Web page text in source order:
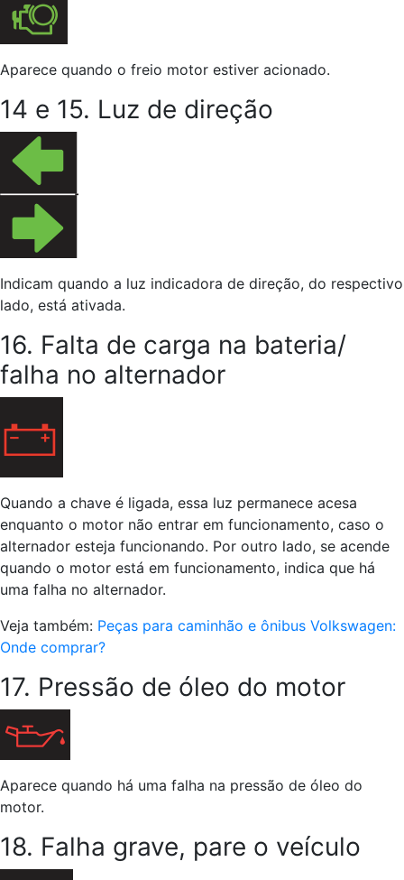
Aparece quando o freio motor estiver acionado.
14 e 15. Luz de direção
Indicam quando a luz indicadora de direção, do respectivo
lado, está ativada.
16. Falta de carga na bateria/
falha no alternador
Quando a chave é ligada, essa luz permanece acesa
enquanto o motor não entrar em funcionamento, caso o
alternador esteja funcionando. Por outro lado, se acende
quando o motor está em funcionamento, indica que há
uma falha no alternador.
Veja também: Peças para caminhão e ônibus Volkswagen:
Onde comprar?
17. Pressão de óleo do motor
Aparece quando há uma falha na pressão de óleo do
motor.
18. Falha grave, pare o veículo